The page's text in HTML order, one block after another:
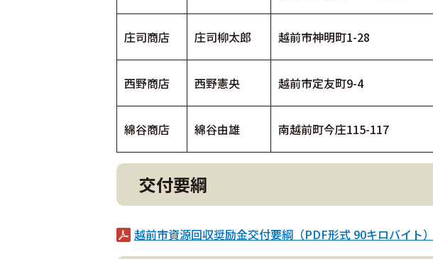
庄司商店 庄司柳太郎 越前市神明町1-28
西野商店 西野憲央 越前市定友町9-4
綿谷商店 綿谷由雄 南越前町今庄115-117
交付要綱
越前市資源回収奨励金交付要綱（PDF形式 90キロバイト）